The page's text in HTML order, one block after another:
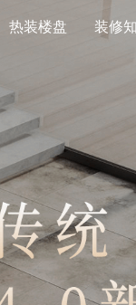
热装楼盘 装修